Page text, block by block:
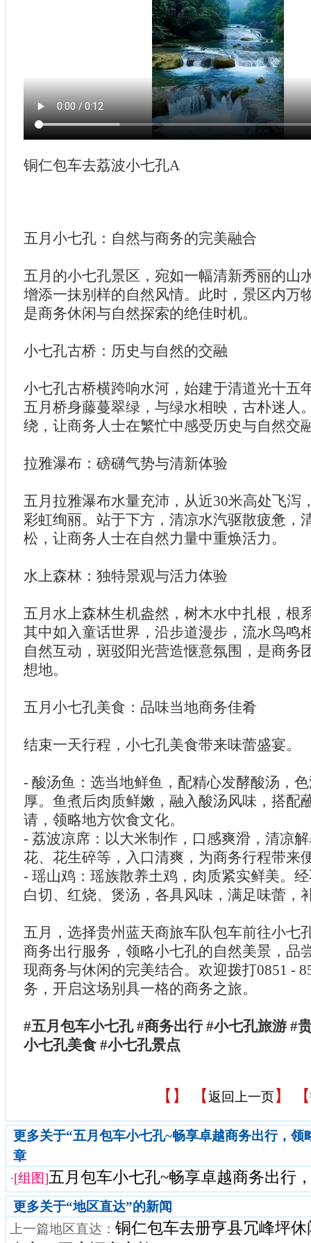
铜仁包车去荔波小七孔A
五月小七孔：自然与商务的完美融合
五月的小七孔景区，宛如一幅清新秀丽的山
增添一抹别样的自然风情。此时，景区内万
是商务休闲与自然探索的绝佳时机。
小七孔古桥：历史与自然的交融
小七孔古桥横跨响水河，始建于清道光十五
五月桥身藤蔓翠绿，与绿水相映，古朴迷人
绕，让商务人士在繁忙中感受历史与自然交
拉雅瀑布：磅礴气势与清新体验
五月拉雅瀑布水量充沛，从近30米高处飞泻
彩虹绚丽。站于下方，清凉水汽驱散疲惫，
松，让商务人士在自然力量中重焕活力。
水上森林：独特景观与活力体验
五月水上森林生机盎然，树木水中扎根，根
其中如入童话世界，沿步道漫步，流水鸟鸣
自然互动，斑驳阳光营造惬意氛围，是商务
想地。
五月小七孔美食：品味当地商务佳肴
结束一天行程，小七孔美食带来味蕾盛宴。
- 酸汤鱼：选当地鲜鱼，配精心发酵酸汤，
厚。鱼煮后肉质鲜嫩，融入酸汤风味，搭配
请，领略地方饮食文化。
- 荔波凉席：以大米制作，口感爽滑，清凉
花、花生碎等，入口清爽，为商务行程带来
- 瑶山鸡：瑶族散养土鸡，肉质紧实鲜美。
白切、红烧、煲汤，各具风味，满足味蕾，
五月，选择贵州蓝天商旅车队包车前往小七
商务出行服务，领略小七孔的自然美景，品
现商务与休闲的完美结合。欢迎拨打0851 -
务，开启这场别具一格的商务之旅。
#五月包车小七孔 #商务出行 #小七孔旅游 #
小七孔美食 #小七孔景点
【 】 【返回上一页】 【
更多关于“五月包车小七孔~畅享卓越商务出行，领
章
·[组图]五月包车小七孔~畅享卓越商务出行
更多关于“地区直达”的新闻
上一篇地区直达： 铜仁包车去册亨县冗峰坪